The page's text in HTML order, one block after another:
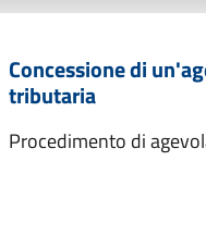
Concessione di
tributaria
Procedimento di